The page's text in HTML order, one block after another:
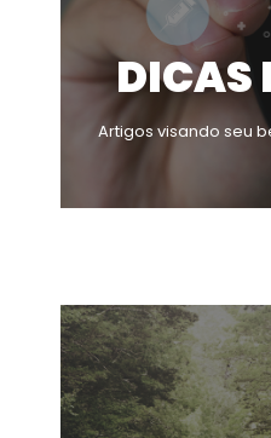
DICAS
Artigos visando seu